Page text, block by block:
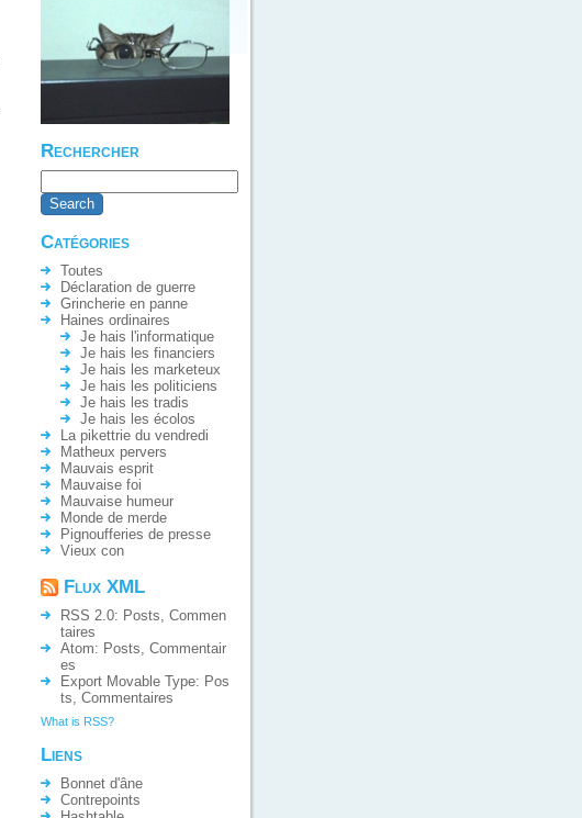
Rechercher
Catégories
Toutes
Déclaration de guerre
Grincherie en panne
Haines ordinaires
Je hais l'informatique
Je hais les financiers
Je hais les marketeux
Je hais les politiciens
Je hais les tradis
Je hais les écolos
La pikettrie du vendredi
Matheux pervers
Mauvais esprit
Mauvaise foi
Mauvaise humeur
Monde de merde
Pignoufferies de presse
Vieux con
Flux XML
RSS 2.0: Posts Commen
taires
Atom: Posts Commentair
es
Export Movable Type: Pos
ts Commentaires
What is RSS?
Liens
Bonnet d'âne
Contrepoints